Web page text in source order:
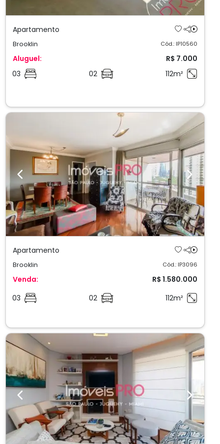
Apartamento
Brooklin Cód.: IP10560
Aluguel:
R$ 7.000
03
02 112m²
Previous Next
Apartamento
Brooklin Cód.: IP3096
Venda:
R$ 1.580.000
03
02 112m²
Previous Next